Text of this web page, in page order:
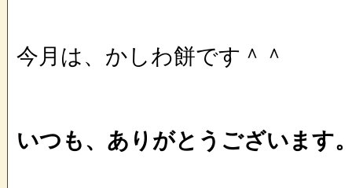
今月は、かしわ餅です＾＾
いつも、ありがとうございます